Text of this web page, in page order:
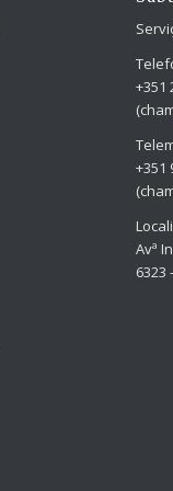
+351
+351
Avª
6323